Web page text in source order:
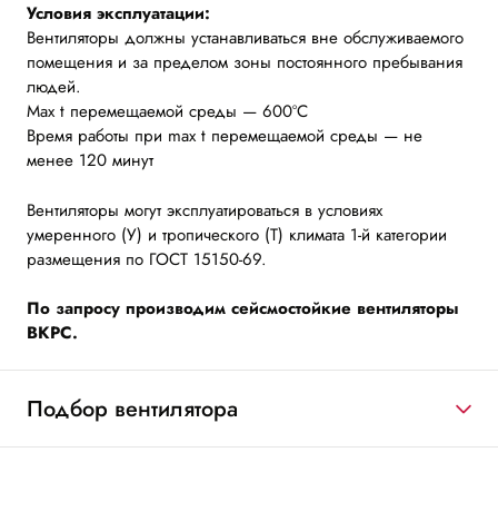
Условия эксплуатации:
Вентиляторы должны устанавливаться вне обслуживаемого
помещения и за пределом зоны постоянного пребывания
людей.
Max t перемещаемой среды — 600ºC
Время работы при max t перемещаемой среды — не
менее 120 минут
Вентиляторы могут эксплуатироваться в условиях
умеренного (У) и тропического (Т) климата 1-й категории
размещения по ГОСТ 15150-69.
По запросу производим сейсмостойкие вентиляторы
ВКРС.
Подбор вентилятора